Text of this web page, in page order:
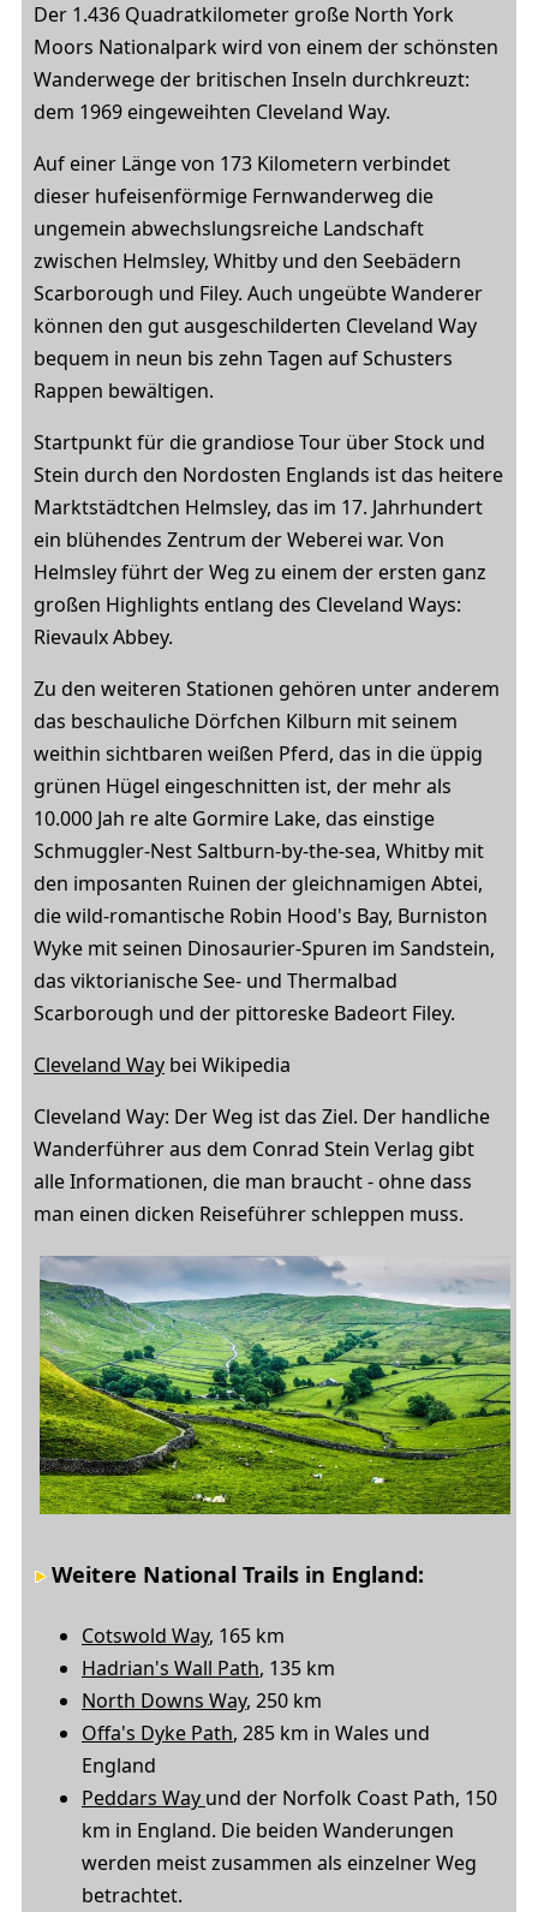
Der 1.436 Quadratkilometer große North York
Moors Nationalpark wird von einem der schönsten
Wanderwege der britischen Inseln durchkreuzt:
dem 1969 eingeweihten Cleveland Way.
Auf einer Länge von 173 Kilometern verbindet
dieser hufeisenförmige Fernwanderweg die
ungemein abwechslungsreiche Landschaft
zwischen Helmsley, Whitby und den Seebädern
Scarborough und Filey. Auch ungeübte Wanderer
können den gut ausgeschilderten Cleveland Way
bequem in neun bis zehn Tagen auf Schusters
Rappen bewältigen.
Startpunkt für die grandiose Tour über Stock und
Stein durch den Nordosten Englands ist das heitere
Marktstädtchen Helmsley, das im 17. Jahrhundert
ein blühendes Zentrum der Weberei war. Von
Helmsley führt der Weg zu einem der ersten ganz
großen Highlights entlang des Cleveland Ways:
Rievaulx Abbey.
Zu den weiteren Stationen gehören unter anderem
das beschauliche Dörfchen Kilburn mit seinem
weithin sichtbaren weißen Pferd, das in die üppig
grünen Hügel eingeschnitten ist, der mehr als
10.000 Jah re alte Gormire Lake, das einstige
Schmuggler-Nest Saltburn-by-the-sea, Whitby mit
den imposanten Ruinen der gleichnamigen Abtei,
die wild-romantische Robin Hood's Bay, Burniston
Wyke mit seinen Dinosaurier-Spuren im Sandstein,
das viktorianische See- und Thermalbad
Scarborough und der pittoreske Badeort Filey.
Cleveland Way bei Wikipedia
Cleveland Way: Der Weg ist das Ziel. Der handliche
Wanderführer aus dem Conrad Stein Verlag gibt
alle Informationen, die man braucht - ohne dass
man einen dicken Reiseführer schleppen muss.
Weitere National Trails in England:
Cotswold Way, 165 km
Hadrian's Wall Path, 135 km
North Downs Way, 250 km
Offa's Dyke Path, 285 km in Wales und
England
Peddars Way und der Norfolk Coast Path, 150
km in England. Die beiden Wanderungen
werden meist zusammen als einzelner Weg
betrachtet.